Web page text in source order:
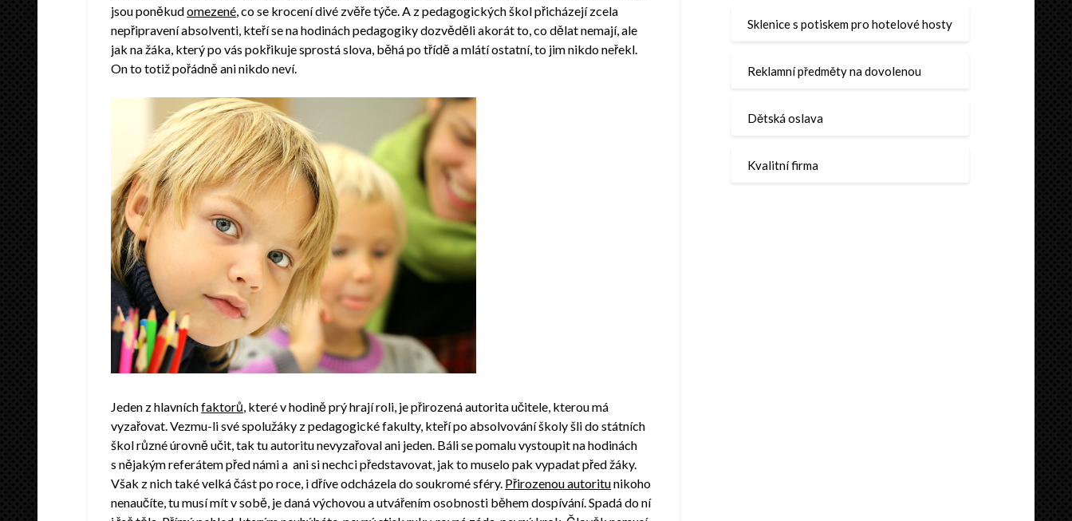
jsou poněkudomezené , co se krocení divé zvěře týče. A z pedagogických škol přicházejí zcela
nepřipravení absolventi, kteří se na hodinách pedagogiky dozvěděli akorát to, co dělat nemají, ale
jak na žáka, který po vás pokřikuje sprostá slova, běhá po třídě a mlátí ostatní, to jim nikdo neřekl.
On to totiž pořádně ani nikdo neví.
Jeden z hlavníchfaktorů, které v hodině prý hrají roli, je přirozená autorita učitele, kterou má
vyzařovat. Vezmu-li své spolužáky z pedagogické fakulty, kteří po absolvování školy šli do státních
škol různé úrovně učit, tak tu autoritu nevyzařoval ani jeden. Báli se pomalu vystoupit na hodinách
s nějakým referátem před námi a ani si nechci představovat, jak to muselo pak vypadat před žáky.
Však z nich také velká část po roce, i dříve odcházela do soukromé sféry. Přirozenou autoritunikoho
nenaučíte, tu musí mít v sobě, je daná výchovou a utvářením osobnosti během dospívání. Spadá do ní
Sklenice s potiskem pro hotelové hosty
Reklamní předměty na dovolenou
Dětská oslava
Kvalitní firma